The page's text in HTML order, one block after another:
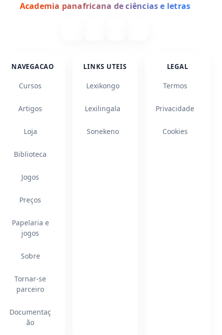
Academia panafricana de ciências e letras
NAVEGACAO
Cursos
Artigos
Loja
Biblioteca
Jogos
Preços
Papelaria e
jogos
Sobre
Tornar-se
parceiro
Documentaç
ão
LINKS UTEIS
Lexikongo
Lexilingala
Sonekeno
LEGAL
Termos
Privacidade
Cookies